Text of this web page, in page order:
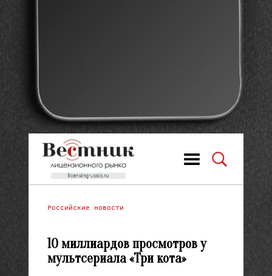
Российские новости
10 миллиардов просмотров у
мультсериала «Три кота»